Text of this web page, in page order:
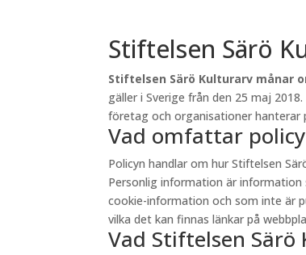
Stiftelsen Särö
Stiftelsen Särö Kulturarv månar
gäller i Sverige från den 25 maj
företag och organisationer hanterar
Vad omfattar
Policyn handlar om hur Stiftelsen
Personlig information är information
cookie-information och som inte är
vilka det kan finnas länkar på
Vad Stiftelsen